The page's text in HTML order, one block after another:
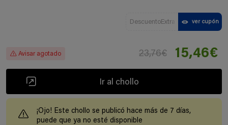
DescuentoExtra ver cupón
Avisar agotado 23,76€ 15,46€
Ir al chollo
¡Ojo! Este chollo se publicó hace más de 7 días,
puede que ya no esté disponible